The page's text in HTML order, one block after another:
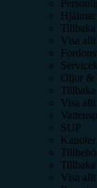
Hjälmar
Tillbaka
Visa
Oljor &
Tillbaka
Visa
SUP
Tillbaka
Visa